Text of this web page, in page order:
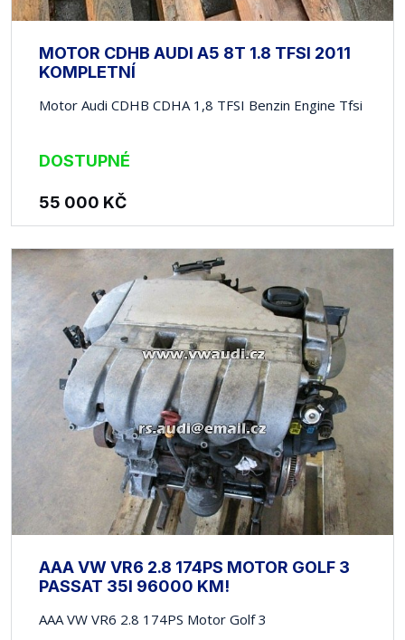
MOTOR CDHB AUDI A5 8T 1.8 TFSI 2011
KOMPLETNÍ
Motor Audi CDHB CDHA 1,8 TFSI Benzin Engine Tfsi
DOSTUPNÉ
55 000 KČ
AAA VW VR6 2.8 174PS MOTOR GOLF 3
PASSAT 35I 96000 KM!
AAA VW VR6 2.8 174PS Motor Golf 3